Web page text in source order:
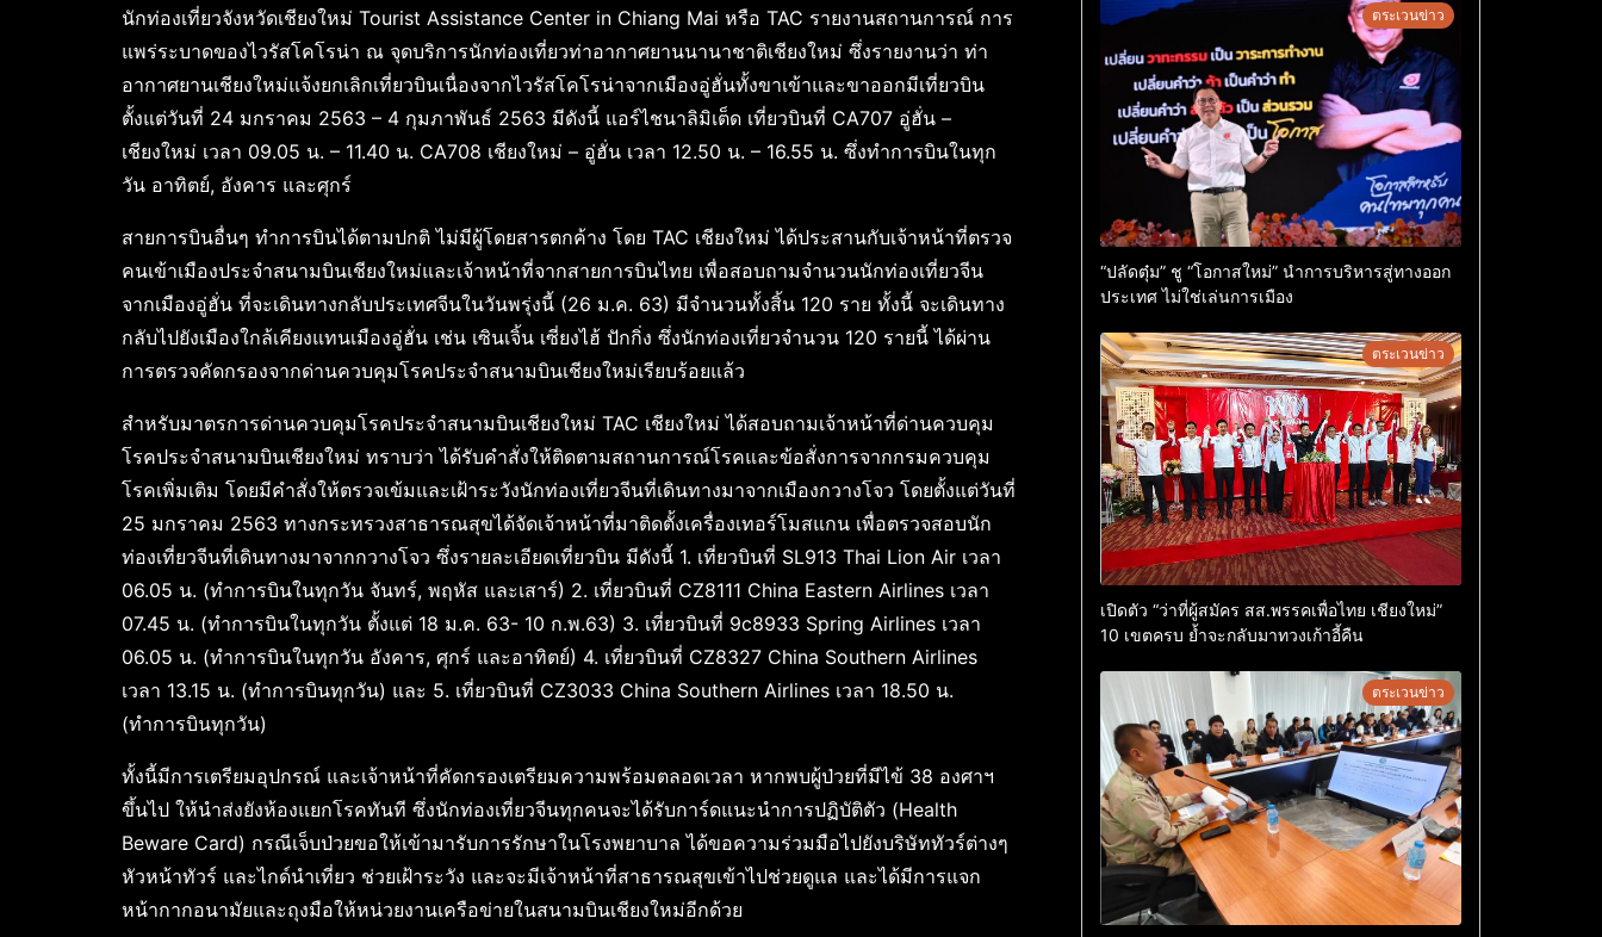
นักท่องเที่ยวจังหวัดเชียงใหม่ Tourist Assistance Center in Chiang Mai หรือ TAC รายงานสถานการณ์ การ
แพร่ระบาดของไวรัสโคโรน่า ณ จุดบริการนักท่องเที่ยวท่าอากาศยานนานาชาติเชียงใหม่ ซึ่งรายงานว่า ท่า
อากาศยานเชียงใหม่แจ้งยกเลิกเที่ยวบินเนื่องจากไวรัสโคโรน่าจากเมืองอู่ฮั่นทั้งขาเข้าและขาออกมีเที่ยวบิน
ตั้งแต่วันที่ 24 มกราคม 2563 – 4 กุมภาพันธ์ 2563 มีดังนี้ แอร์ไชนาลิมิเต็ด เที่ยวบินที่ CA707 อู่ฮั่น –
เชียงใหม่ เวลา 09.05 น. – 11.40 น. CA708 เชียงใหม่ – อู่ฮั่น เวลา 12.50 น. – 16.55 น. ซึ่งทำการบินในทุก
วัน อาทิตย์, อังคาร และศุกร์
สายการบินอื่นๆ ทำการบินได้ตามปกติ ไม่มีผู้โดยสารตกค้าง โดย TAC เชียงใหม่ ได้ประสานกับเจ้าหน้าที่ตรวจ
คนเข้าเมืองประจำสนามบินเชียงใหม่และเจ้าหน้าที่จากสายการบินไทย เพื่อสอบถามจำนวนนักท่องเที่ยวจีน
จากเมืองอู่ฮั่น ที่จะเดินทางกลับประเทศจีนในวันพรุ่งนี้ (26 ม.ค. 63) มีจำนวนทั้งสิ้น 120 ราย ทั้งนี้ จะเดินทาง
กลับไปยังเมืองใกล้เคียงแทนเมืองอู่ฮั่น เช่น เซินเจิ้น เซี่ยงไฮ้ ปักกิ่ง ซึ่งนักท่องเที่ยวจำนวน 120 รายนี้ ได้ผ่าน
การตรวจคัดกรองจากด่านควบคุมโรคประจำสนามบินเชียงใหม่เรียบร้อยแล้ว
สำหรับมาตรการด่านควบคุมโรคประจำสนามบินเชียงใหม่ TAC เชียงใหม่ ได้สอบถามเจ้าหน้าที่ด่านควบคุม
โรคประจำสนามบินเชียงใหม่ ทราบว่า ได้รับคำสั่งให้ติดตามสถานการณ์โรคและข้อสั่งการจากกรมควบคุม
โรคเพิ่มเติม โดยมีคำสั่งให้ตรวจเข้มและเฝ้าระวังนักท่องเที่ยวจีนที่เดินทางมาจากเมืองกวางโจว โดยตั้งแต่วันที่
25 มกราคม 2563 ทางกระทรวงสาธารณสุขได้จัดเจ้าหน้าที่มาติดตั้งเครื่องเทอร์โมสแกน เพื่อตรวจสอบนัก
ท่องเที่ยวจีนที่เดินทางมาจากกวางโจว ซึ่งรายละเอียดเที่ยวบิน มีดังนี้ 1. เที่ยวบินที่ SL913 Thai Lion Air เวลา
06.05 น. (ทำการบินในทุกวัน จันทร์, พฤหัส และเสาร์) 2. เที่ยวบินที่ CZ8111 China Eastern Airlines เวลา
07.45 น. (ทำการบินในทุกวัน ตั้งแต่ 18 ม.ค. 63- 10 ก.พ.63) 3. เที่ยวบินที่ 9c8933 Spring Airlines เวลา
06.05 น. (ทำการบินในทุกวัน อังคาร, ศุกร์ และอาทิตย์) 4. เที่ยวบินที่ CZ8327 China Southern Airlines
เวลา 13.15 น. (ทำการบินทุกวัน) และ 5. เที่ยวบินที่ CZ3033 China Southern Airlines เวลา 18.50 น.
(ทำการบินทุกวัน)
ทั้งนี้มีการเตรียมอุปกรณ์ และเจ้าหน้าที่คัดกรองเตรียมความพร้อมตลอดเวลา หากพบผู้ป่วยที่มีไข้ 38 องศาฯ
ขึ้นไป ให้นำส่งยังห้องแยกโรคทันที ซึ่งนักท่องเที่ยวจีนทุกคนจะได้รับการ์ดแนะนำการปฏิบัติตัว (Health
Beware Card) กรณีเจ็บป่วยขอให้เข้ามารับการรักษาในโรงพยาบาล ได้ขอความร่วมมือไปยังบริษัททัวร์ต่างๆ
หัวหน้าทัวร์ และไกด์นำเที่ยว ช่วยเฝ้าระวัง และจะมีเจ้าหน้าที่สาธารณสุขเข้าไปช่วยดูแล และได้มีการแจก
หน้ากากอนามัยและถุงมือให้หน่วยงานเครือข่ายในสนามบินเชียงใหม่อีกด้วย
ตระเวนข่าว
“ปลัดตุ๋ม” ชู “โอกาสใหม่” นำการบริหารสู่ทางออก
ประเทศ ไม่ใช่เล่นการเมือง
ตระเวนข่าว
เปิดตัว “ว่าที่ผู้สมัคร สส.พรรคเพื่อไทย เชียงใหม่”
10 เขตครบ ย้ำจะกลับมาทวงเก้าอี้คืน
ตระเวนข่าว